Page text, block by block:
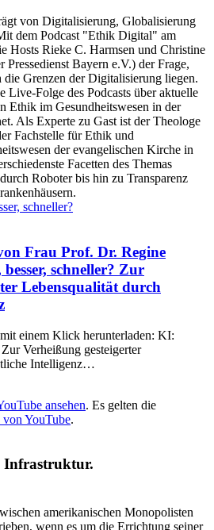
von Digitalisierung, Globalisierung
dem Podcast "Ethik Digital" am
Hosts Rieke C. Harmsen und Christine
Bayern e.V.) der Frage,
die Grenzen der Digitalisierung liegen.
Live-Folge des Podcasts über aktuelle
Ethik im Gesundheitswesen in der
Als Experte zu Gast ist der Theologe
Fachstelle für Ethik und
der evangelischen Kirche in
Facetten des Themas
Roboter bis hin zu Transparenz
Frau Prof. Dr. Regine
schneller? Zur
Lebensqualität durch
einem Klick herunterladen: KI:
Verheißung gesteigerter
Intelligenz…
ansehen. Es gelten die
von YouTube.
Infrastruktur.
amerikanischen Monopolisten
wenn es um die Errichtung seiner